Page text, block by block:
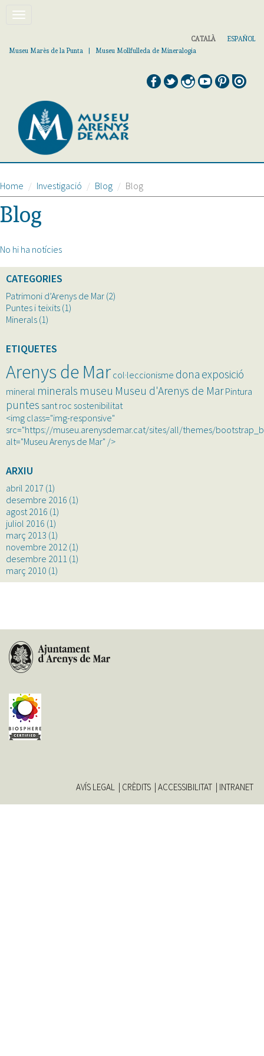
Toggle
ESPAÑOL
CATALÀ
Museu Marès de la Punta | Museu Mollfulleda de Mineralogia
Home Investigació Blog Blog
Blog
No hi ha notícies
CATEGORIES
Patrimoni d’Arenys de Mar (2)
Puntes i teixits (1)
Minerals (1)
ETIQUETES
Arenys de Mar col·leccionisme dona exposició
mineral minerals museu Museu d'Arenys de Mar Pintura
puntes sant roc sostenibilitat
<img class="img-responsive"
src="https://museu.arenysdemar.cat/sites/all/themes/
alt="Museu Arenys de Mar" />
ARXIU
abril 2017 (1)
desembre 2016 (1)
agost 2016 (1)
juliol 2016 (1)
març 2013 (1)
novembre 2012 (1)
desembre 2011 (1)
març 2010 (1)
AVÍS LEGAL CRÈDITS ACCESSIBILITAT INTRANET